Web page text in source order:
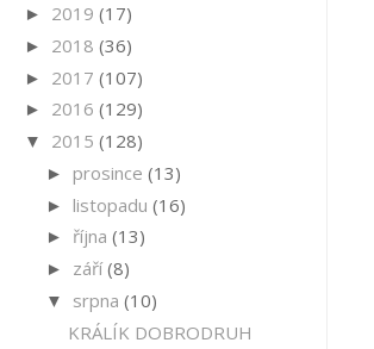
► 2019 (17)
► 2018 (36)
► 2017 (107)
► 2016 (129)
▼ 2015 (128)
► prosince (13)
► listopadu (16)
► října (13)
► září(8)
▼ srpna (10)
KRÁLÍK DOBRODRUH